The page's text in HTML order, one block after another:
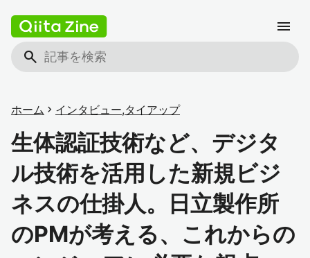
search
menu
ホーム chevron_right インタビュー,タイアップ
生体認証技術など、デジタ
ル技術を活用した新規ビジ
ネスの仕掛人。日立製作所
のPMが考える、これからの